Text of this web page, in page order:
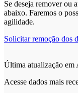
Se deseja remover ou
abaixo. Faremos o
agilidade.
Solicitar remoção dos
Última atualização em
Acesse dados mais